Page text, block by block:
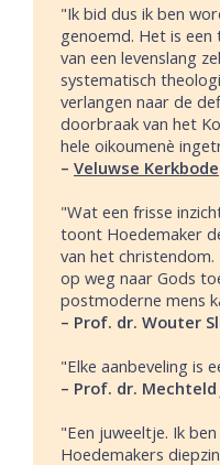
"Ik bid dus ik ben
genoemd. Het is
van een levenslang
systematisch
verlangen naar de
doorbraak van het
hele oikoumenè
– Veluwse Kerkbode
"Wat een frisse
toont Hoedemaker
van het
op weg naar Gods
postmoderne mens
– Prof. dr. Wouter
"Elke aanbeveling is
– Prof. dr. Mechteld
"Een juweeltje. Ik
Hoedemakers